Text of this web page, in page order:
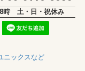
時 土・日・祝休み
ニックスなど